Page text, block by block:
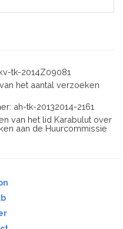
tk-2014Z09081
het aantal verzoeken
ah-tk-20132014-2161
van het lid Karabulut over
aan de Huurcommissie